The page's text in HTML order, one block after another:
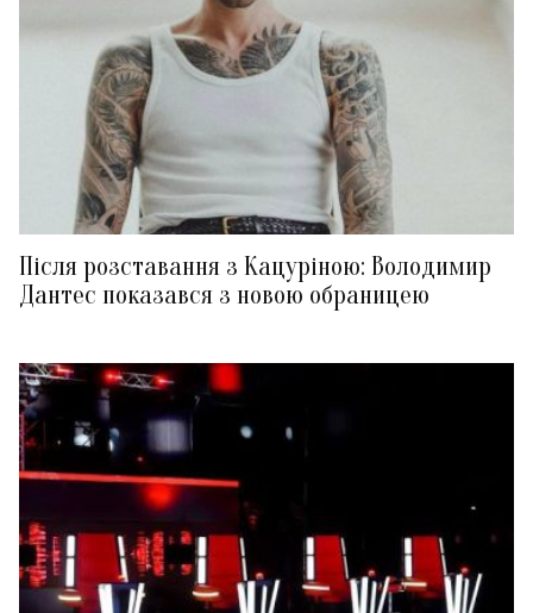
Після розставання з Кацуріною: Володимир
Дантес показався з новою обраницею